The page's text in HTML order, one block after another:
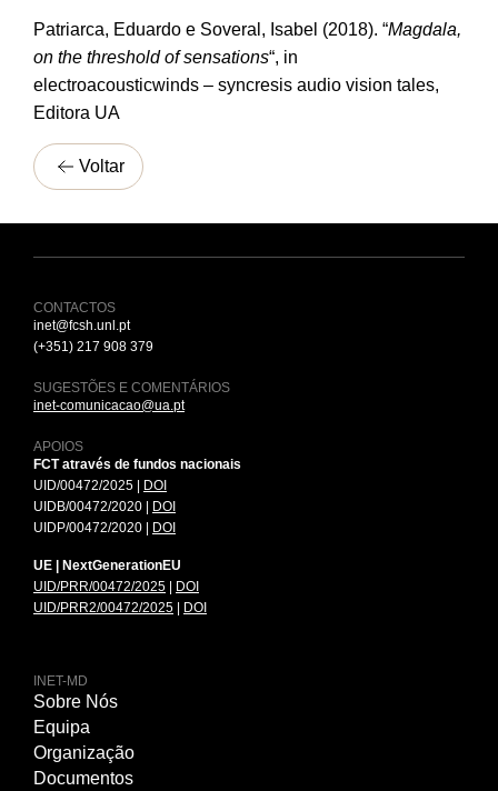
Patriarca, Eduardo e Soveral, Isabel (2018). “Magdala,
on the threshold of sensations“, in
electroacousticwinds – syncresis audio vision tales,
Editora UA
Voltar
CONTACTOS
inet@fcsh.unl.pt
(+351) 217 908 379
SUGESTÕES E COMENTÁRIOS
inet-comunicacao@ua.pt
APOIOS
FCT através de fundos nacionais
UID/00472/2025 |
DOI
UIDB/00472/2020 |
DOI
UIDP/00472/2020 |
DOI
UE | NextGenerationEU
UID/PRR/00472/2025
DOI
UID/PRR2/00472/2025
DOI
INET-MD
Sobre Nós
Equipa
Organização
Documentos